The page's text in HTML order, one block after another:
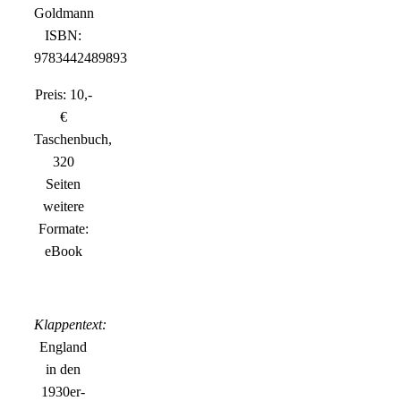
Goldmann
ISBN:
9783442489893
Preis: 10,-
€
Taschenbuch,
320
Seiten
weitere
Formate:
eBook
Klappentext:
England
in den
1930er-